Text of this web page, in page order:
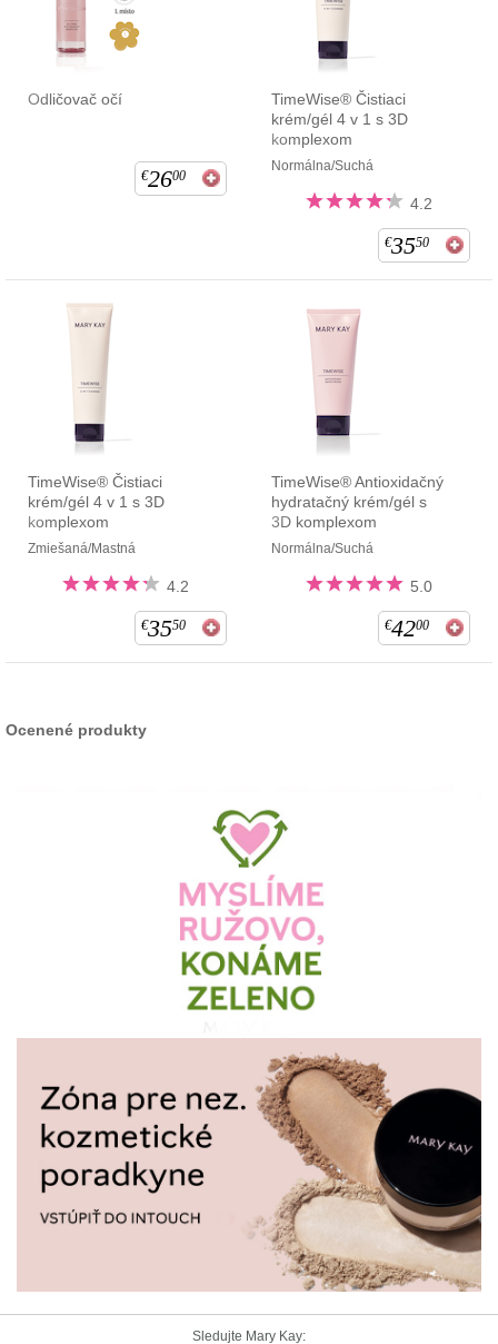
Odličovač očí
€2600
TimeWise® Čistiaci
krém/gél 4 v 1 s 3D
komplexom
Normálna/Suchá
4.2
€3550
TimeWise® Čistiaci
krém/gél 4 v 1 s 3D
komplexom
Zmiešaná/Mastná
4.2
€3550
TimeWise® Antioxidačný
hydratačný krém/gél s
3D komplexom
Normálna/Suchá
5.0
€4200
Ocenené produkty
Sledujte Mary Kay: